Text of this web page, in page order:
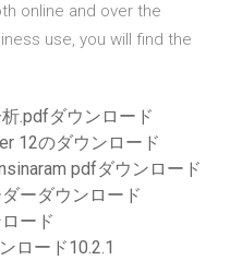
online and over the
use, you will find the
.pdfダウンロード
12のダウンロード
pdfダウンロード
ーダウンロード
ード
ロード10.2.1